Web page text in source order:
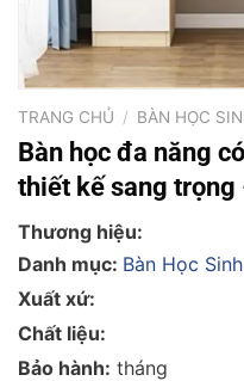
TRANG CHỦ / BÀN HỌC
Bàn học đa năng
thiết kế sang trọng
Thương hiệu:
Danh mục: Bàn Học Sinh
Xuất xứ:
Chất liệu:
Bảo hành: tháng